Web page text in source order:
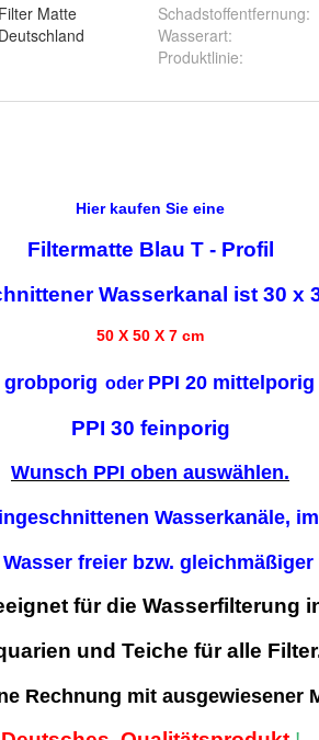
Filter Matte
Deutschland
Schadstoffentfernung:
Wasserart:
Produktlinie: